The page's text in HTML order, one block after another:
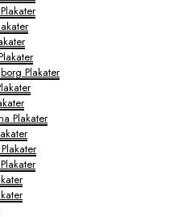
Plakater
Plakater